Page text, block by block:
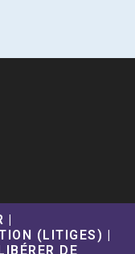
(LITIGES)
DE